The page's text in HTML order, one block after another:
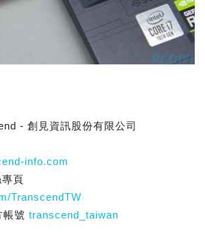
- 創見資訊股份有限公司
info.com
頁
TranscendTW
帳號 transcend_taiwan